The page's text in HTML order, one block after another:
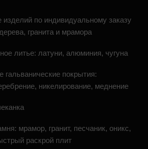
изделий по индивидуальному заказу
гранита и мрамора
литье: латуни, алюминия, чугуна
гальванические покрытия:
никелирование, меднение
мрамор, гранит, песчаник, оникс,
раскрой плит